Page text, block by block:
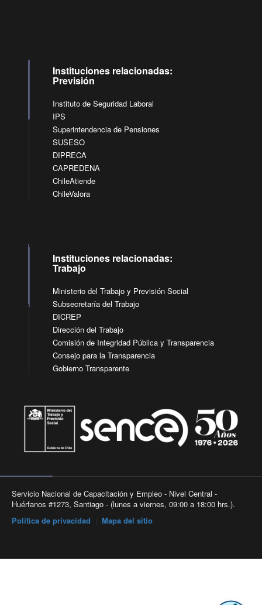
Instituciones relacionadas:
Previsión
Instituto de Seguridad Laboral
IPS
Superintendencia de Pensiones
SUSESO
DIPRECA
CAPREDENA
ChileAtiende
ChileValora
Instituciones relacionadas:
Trabajo
Ministerio del Trabajo y Previsión Social
Subsecretaría del Trabajo
DICREP
Dirección del Trabajo
Comisión de Integridad Pública y Transparencia
Consejo para la Transparencia
Gobierno Transparente
Servicio Nacional de Capacitación y Empleo - Nivel Central -
Huérfanos #1273, Santiago - (lunes a viernes, 09:00 a 18:00 hrs.).
Política de privacidad
Mapa del sitio